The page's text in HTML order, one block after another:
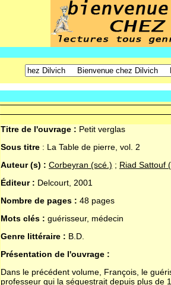
Titre de l'ouvrage : Petit verglas
Sous titre : La Table de pierre, vol. 2
Auteur (s) : Corbeyran (scé.) ; Riad Sattouf
Éditeur : Delcourt, 2001
Nombre de pages : 48 pages
Mots clés : guérisseur, médecin
Genre littéraire : B.D.
Présentation de l'ouvrage :
Dans le précédent volume, François, le
professeur qui la séquestrait depuis plus de